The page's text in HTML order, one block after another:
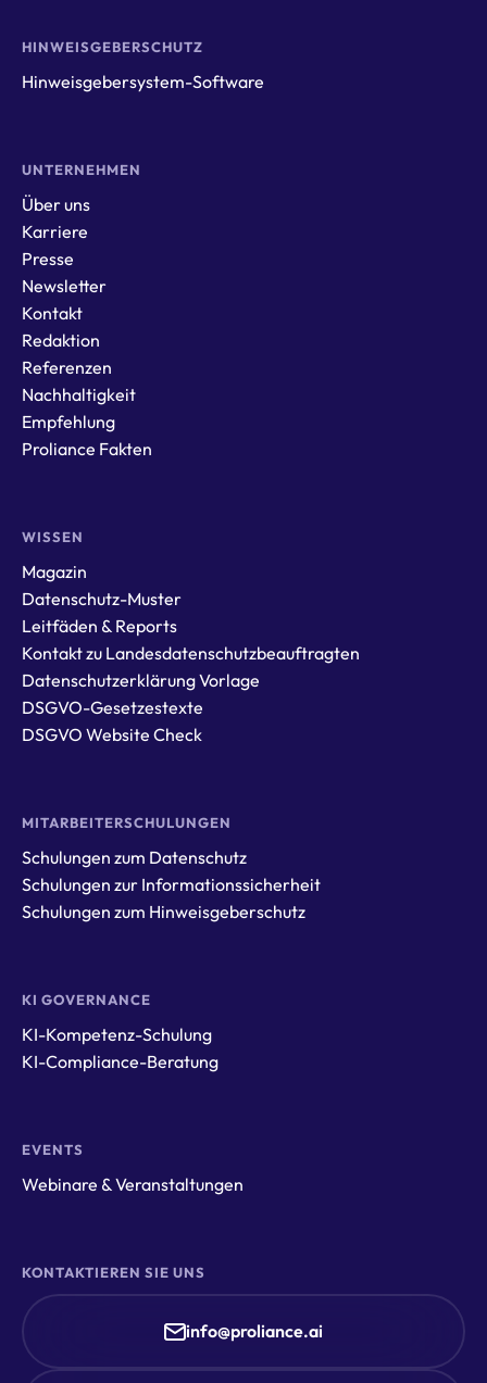
HINWEISGEBERSCHUTZ
Hinweisgebersystem-Software
UNTERNEHMEN
Über uns
Karriere
Presse
Newsletter
Kontakt
Redaktion
Referenzen
Nachhaltigkeit
Empfehlung
Proliance Fakten
WISSEN
Magazin
Datenschutz-Muster
Leitfäden & Reports
Kontakt zu Landesdatenschutzbeauftragten
Datenschutzerklärung Vorlage
DSGVO-Gesetzestexte
DSGVO Website Check
MITARBEITERSCHULUNGEN
Schulungen zum Datenschutz
Schulungen zur Informationssicherheit
Schulungen zum Hinweisgeberschutz
KI GOVERNANCE
KI-Kompetenz-Schulung
KI-Compliance-Beratung
EVENTS
Webinare & Veranstaltungen
KONTAKTIEREN SIE UNS
info@proliance.ai